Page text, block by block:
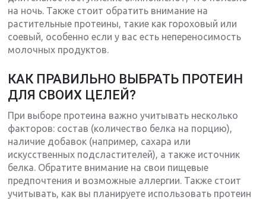
на ночь. Также стоит обратить внимание на
растительные протеины, такие как гороховый или
соевый, особенно если у вас есть непереносимость
молочных продуктов.
КАК ПРАВИЛЬНО ВЫБРАТЬ ПРОТЕИН
ДЛЯ СВОИХ ЦЕЛЕЙ?
При выборе протеина важно учитывать несколько
факторов: состав (количество белка на порцию),
наличие добавок (например, сахара или
искусственных подсластителей), а также источник
белка. Обратите внимание на свои пищевые
предпочтения и возможные аллергии. Также стоит
учитывать, как вы планируете использовать протеин